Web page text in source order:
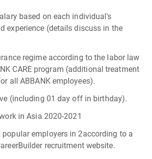
based on each individual's
experience (details discuss in the
regime according to the labor law
CARE program (additional treatment
all ABBANK employees).
(including 01 day off in birthday).
in Asia 2020-2021
employers in 2according to a
recruitment website.